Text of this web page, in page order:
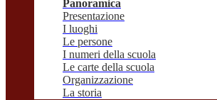
Panoramica
Presentazione
I luoghi
Le persone
I numeri della scuola
Le carte della scuola
Organizzazione
La storia